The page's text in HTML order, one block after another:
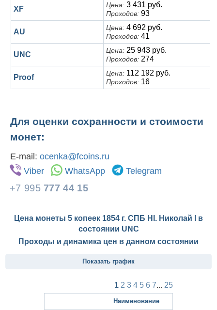
XF Цена: 3 431 руб.
Проходов: 93
AU Цена: 4 692 руб.
Проходов: 41
UNC Цена: 25 943 руб.
Проходов: 274
Proof Цена: 112 192 руб.
Проходов: 16
Для оценки сохранности и стоимости
монет:
E-mail: ocenka@fcoins.ru
Viber
WhatsApp Telegram
+7 995 777 44 15
Цена монеты 5 копеек 1854 г. СПБ HI. Николай I в
состоянии UNC
Проходы и динамика цен в данном состоянии
Показать график
1 2 3 4 5 6 7... 25
Наименование